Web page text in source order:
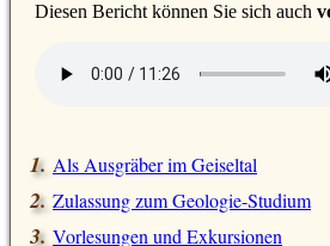
Diesen Bericht können Sie sich auch
Als Ausgräber im Geiseltal
Zulassung zum Geologie-Studium
Vorlesungen und Exkursionen